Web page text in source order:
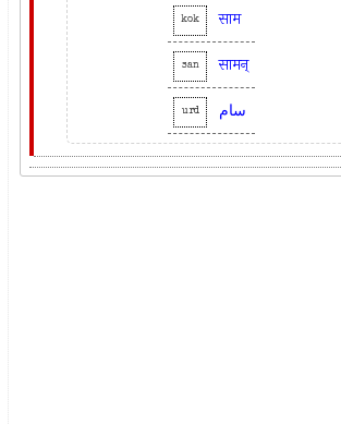
kok साम
san सामन्
urd سام